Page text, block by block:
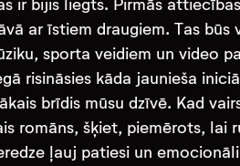
ir bijis liegts. Pirmās
ar īstiem draugiem. Tas
sporta veidiem un video
risināsies kāda jaunieša
brīdis mūsu dzīvē. Kad
romāns, šķiet, piemērots, lai
ļauj patiesi un